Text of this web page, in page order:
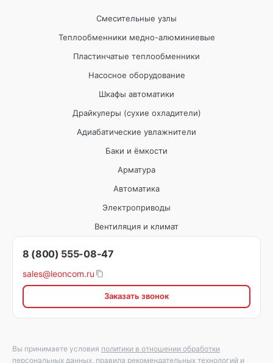
Смесительные узлы
Теплообменники медно-алюминиевые
Пластинчатые теплообменники
Насосное оборудование
Шкафы автоматики
Драйкулеры (сухие охладители)
Адиабатические увлажнители
Баки и ёмкости
Арматура
Автоматика
Электроприводы
Вентиляция и климат
8 (800) 555-08-47
sales@leoncom.ru
Заказать звонок
Вы принимаете условия политики в отношении обработки
персональных данных правила рекомендательных технологий и